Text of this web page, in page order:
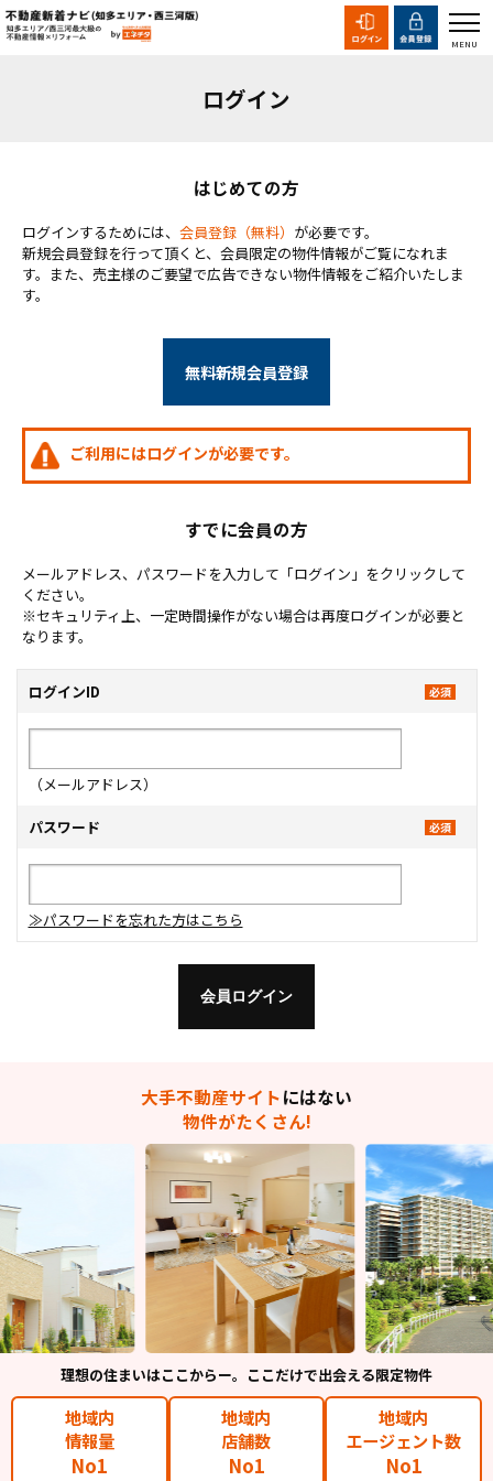
ログイン
はじめての方
ログインするためには、 会員登録（無料） が必要です。
新規会員登録を行って頂くと、会員限定の物件情報がご覧になれま
す。また、売主様のご要望で広告できない物件情報をご紹介いたしま
す。
無料新規会員登録
ご利用にはログインが必要です。
すでに会員の方
メールアドレス、パスワードを入力して「ログイン」をクリックして
ください。
※セキュリティ上、一定時間操作がない場合は再度ログインが必要と
なります。
ログインID
（メールアドレス）
パスワード
≫パスワードを忘れた方はこちら
大手不動産サイトにはない
物件がたくさん!
理想の住まいはここからー。ここだけで出会える限定物件
地域内
情報量
No1
地域内
店舗数
No1
地域内
エージェント数
No1